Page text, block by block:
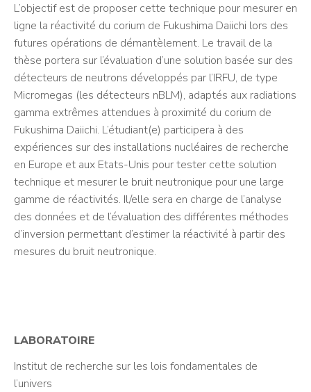
L’objectif est de proposer cette technique pour mesurer en
ligne la réactivité du corium de Fukushima Daiichi lors des
futures opérations de démantèlement. Le travail de la
thèse portera sur l’évaluation d’une solution basée sur des
détecteurs de neutrons développés par l’IRFU, de type
Micromegas (les détecteurs nBLM), adaptés aux radiations
gamma extrêmes attendues à proximité du corium de
Fukushima Daiichi. L’étudiant(e) participera à des
expériences sur des installations nucléaires de recherche
en Europe et aux Etats-Unis pour tester cette solution
technique et mesurer le bruit neutronique pour une large
gamme de réactivités. Il/elle sera en charge de l’analyse
des données et de l’évaluation des différentes méthodes
d’inversion permettant d’estimer la réactivité à partir des
mesures du bruit neutronique.
LABORATOIRE
Institut de recherche sur les lois fondamentales de
l’univers